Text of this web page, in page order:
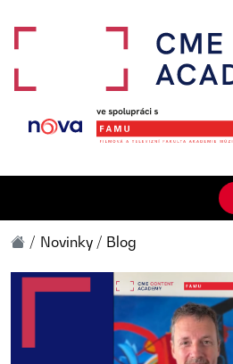
Novinky / Blog